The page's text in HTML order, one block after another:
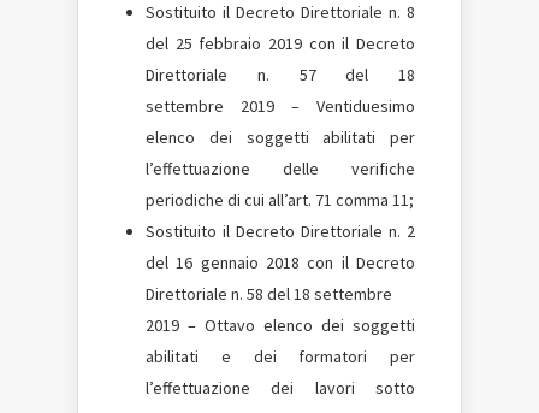
Sostituito il Decreto Direttoriale n. 8
del 25 febbraio 2019 con il Decreto
Direttoriale n. 57 del 18
settembre 2019 – Ventiduesimo
elenco dei soggetti abilitati per
l’effettuazione delle verifiche
periodiche di cui all’art. 71 comma 11;
Sostituito il Decreto Direttoriale n. 2
del 16 gennaio 2018 con il Decreto
Direttoriale n. 58 del 18 settembre
2019 – Ottavo elenco dei soggetti
abilitati e dei formatori per
l’effettuazione dei lavori sotto